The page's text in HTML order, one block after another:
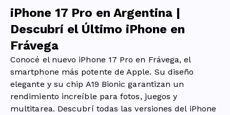
iPhone 17 Pro en Argentina |
Descubrí el Último iPhone en
Frávega
Conocé el nuevo iPhone 17 Pro en Frávega, el
smartphone más potente de Apple. Su diseño
elegante y su chip A19 Bionic garantizan un
rendimiento increíble para fotos, juegos y
multitarea. Descubrí todas las versiones del iPhone